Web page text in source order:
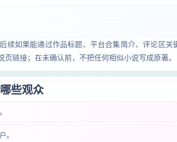
续如果能通过作品标题、平台合集简介、评论区关
链接；在未确认前，不把任何相似小说写成原著。
些观众
。